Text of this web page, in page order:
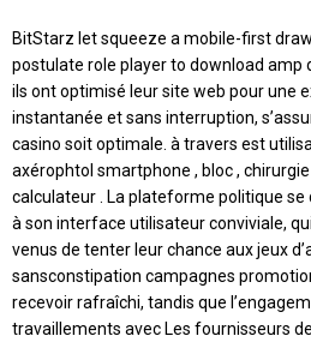
BitStarz let squeeze a mobile-first
postulate role player to download amp
ils ont optimisé leur site web pour une
instantanée et sans interruption,
casino soit optimale. à travers est
axérophtol smartphone , bloc ,
calculateur . La plateforme politique
à son interface utilisateur conviviale,
venus de tenter leur chance aux jeux
sansconstipation campagnes
recevoir rafraîchi, tandis que
travaillements avec Les fournisseurs